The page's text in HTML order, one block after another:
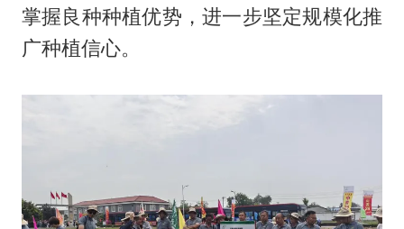
掌握良种种植优势，进一步坚定规模化推
广种植信心。